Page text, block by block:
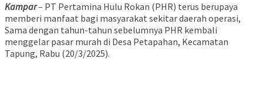
Kampar– PT Pertamina Hulu Rokan (PHR) terus berupaya
memberi manfaat bagi masyarakat sekitar daerah operasi,
Sama dengan tahun-tahun sebelumnya PHR kembali
menggelar pasar murah di Desa Petapahan, Kecamatan
Tapung, Rabu (20/3/2025).